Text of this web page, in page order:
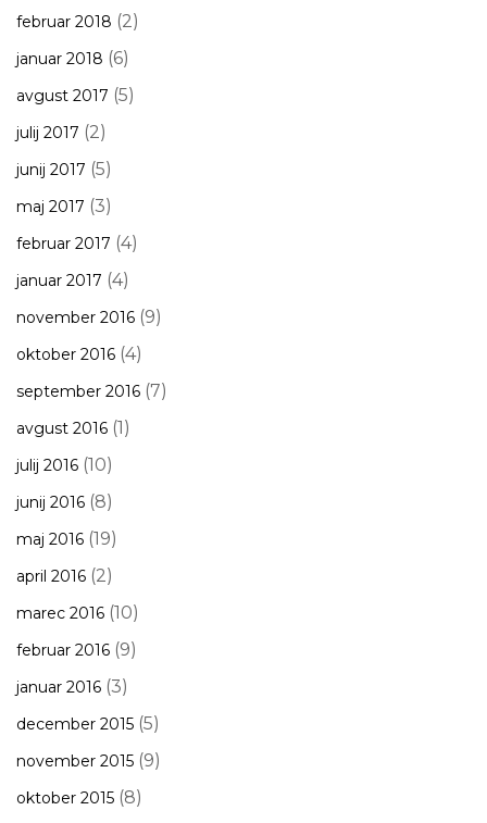
februar 2018 (2)
januar 2018 (6)
avgust 2017 (5)
julij 2017 (2)
junij 2017 (5)
maj 2017 (3)
februar 2017 (4)
januar 2017 (4)
november 2016 (9)
oktober 2016 (4)
september 2016 (7)
avgust 2016 (1)
julij 2016 (10)
junij 2016 (8)
maj 2016 (19)
april 2016 (2)
marec 2016 (10)
februar 2016 (9)
januar 2016 (3)
december 2015 (5)
november 2015 (9)
oktober 2015 (8)